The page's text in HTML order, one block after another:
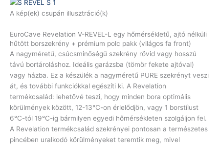
A kép(ek) csupán illusztráció(k)
EuroCave Revelation V-REVEL-L egy hőmérsékletű, ajtó nélküli
hűtött borszekrény + prémium polc pakk (világos fa front)
A nagyméretű, csúcsminőségű szekrény rövid vagy hosszú
távú bortároláshoz. Ideális garázsba (tömör fekete ajtóval)
vagy házba. Ez a készülék a nagyméretű PURE szekrényt veszi
át, és további funkciókkal egészíti ki. A Revelation
termékcsalád: lehetővé teszi, hogy minden bora optimális
körülmények között, 12-13°C-on érlelődjön, vagy 1 borstílust
6°C-tól 19°C-ig bármilyen egyedi hőmérsékleten szolgáljon fel.
A Revelation termékcsalád szekrényei pontosan a természetes
pincében uralkodó körülményeket teremtik meg, mivel
(világos
fa
mennyiség